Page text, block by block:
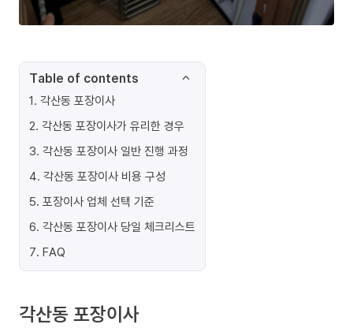
Table of contents
1. 각산동 포장이사
2. 각산동 포장이사가 유리한 경우
3. 각산동 포장이사 일반 진행 과정
4. 각산동 포장이사 비용 구성
5. 포장이사 업체 선택 기준
6. 각산동 포장이사 당일 체크리스트
7. FAQ
각산동 포장이사